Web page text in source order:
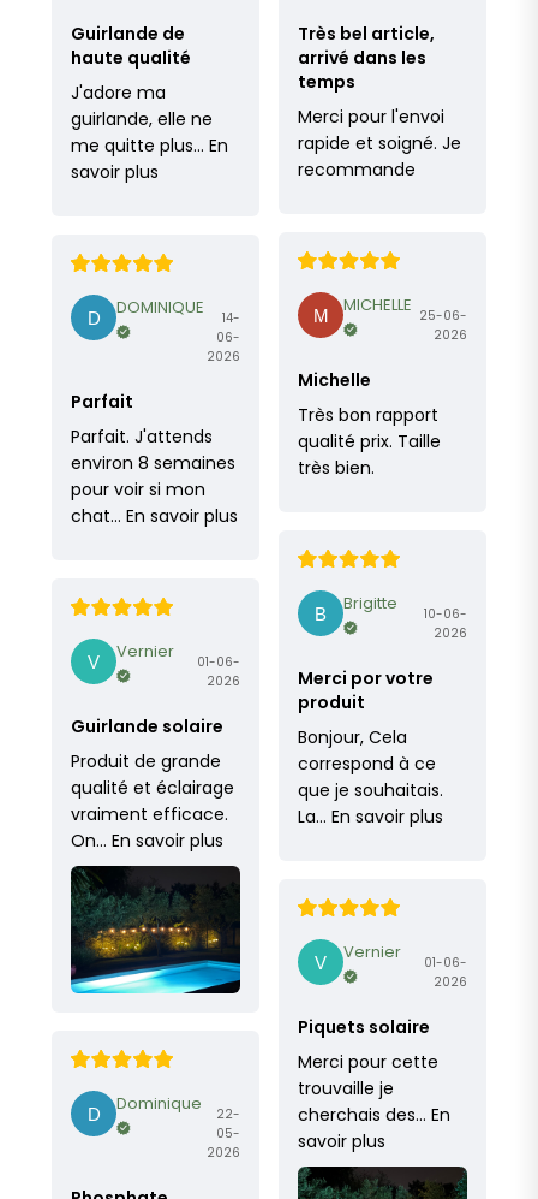
Guirlande de
haute qualité
J'adore ma
guirlande, elle ne
me quitte plus… En
savoir plus
Très bel article,
arrivé dans les
temps
Merci pour l'envoi
rapide et soigné. Je
recommande
MICHELLE 25-06-
2026
Michelle
Très bon rapport
qualité prix. Taille
très bien.
DOMINIQUE
14-
06-
2026
Parfait
Parfait. J'attends
environ 8 semaines
pour voir si mon
chat… En savoir plus
Brigitte
10-06-
2026
Merci por votre
produit
Bonjour, Cela
correspond à ce
que je souhaitais.
La… En savoir plus
Vernier
01-06-
2026
Guirlande solaire
Produit de grande
qualité et éclairage
vraiment efficace.
On… En savoir plus
Vernier
01-06-
2026
Piquets solaire
Merci pour cette
trouvaille je
cherchais des… En
savoir plus
Dominique
22-
05-
2026